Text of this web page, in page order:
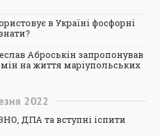
в Україні фосфорні
Аброськін запропонував
на життя маріупольських
2022
ДПА та вступні іспити